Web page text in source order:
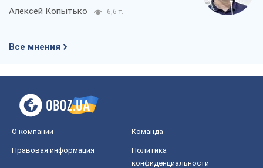
Алексей Копытько 6,6 т.
Все мнения
О компании Команда
Правовая информация
Политика
конфиденциальности